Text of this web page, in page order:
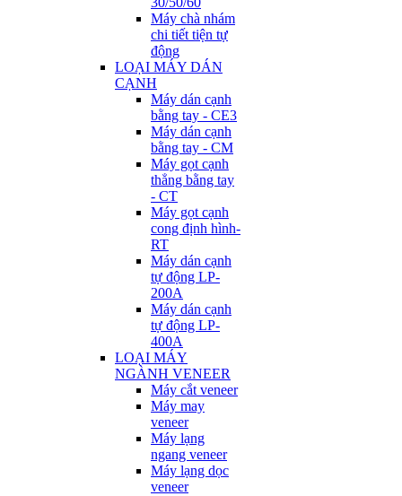
Máy chà nhám
chi tiết tiện tự
động
LOẠI MÁY DÁN
CẠNH
Máy dán cạnh
bằng tay - CE3
Máy dán cạnh
bằng tay - CM
Máy gọt cạnh
thẳng bằng tay
- CT
Máy gọt cạnh
cong định hình-
RT
Máy dán cạnh
tự động LP-
200A
Máy dán cạnh
tự động LP-
400A
LOẠI MÁY
NGÀNH VENEER
Máy cắt veneer
Máy may
veneer
Máy lạng
ngang veneer
Máy lạng dọc
veneer